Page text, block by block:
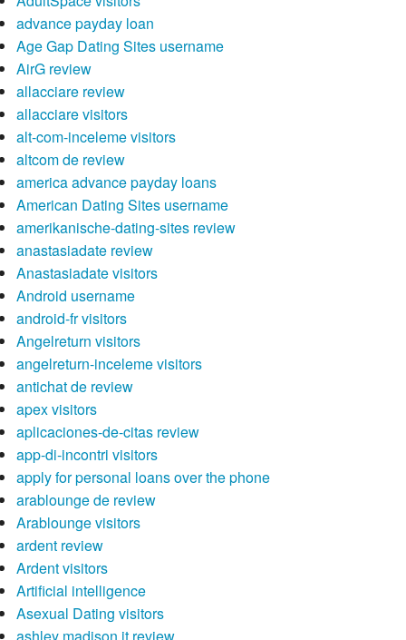
advance payday loan
Age Gap Dating Sites username
AirG review
allacciare review
allacciare visitors
alt-com-inceleme visitors
altcom de review
america advance payday loans
American Dating Sites username
amerikanische-dating-sites review
anastasiadate review
Anastasiadate visitors
Android username
android-fr visitors
Angelreturn visitors
angelreturn-inceleme visitors
antichat de review
apex visitors
aplicaciones-de-citas review
app-di-incontri visitors
apply for personal loans over the phone
arablounge de review
Arablounge visitors
ardent review
Ardent visitors
Artificial intelligence
Asexual Dating visitors